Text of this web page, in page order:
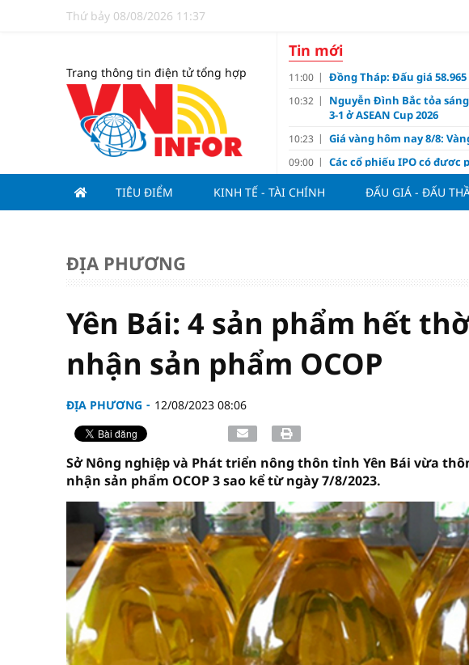
Thứ bảy 08/08/2026 11:37
Trang thông tin điện tử tổng hợp
Tin mới
11:00 Đồng Tháp: Đấu giá
10:32
Nguyễn Đình Bắc tỏa
3-1 ở ASEAN Cup 2026
10:23 Giá vàng hôm nay 8/8:
09:00 Các cổ phiếu IPO có
08:15 Lợi ích của nước chanh
07:00 Nới trần tiền gửi Kho bạc
sản Việt Nam
15:13
Đề xuất giảm 30% thuế
TIÊU ĐIỂM KINH TẾ - TÀI CHÍNH ĐẤU GIÁ - ĐẤU
ĐỊA PHƯƠNG
Yên Bái: 4 sản phẩm hết
nhận sản phẩm OCOP
ĐỊA PHƯƠNG 12/08/2023 08:06
Sở Nông nghiệp và Phát triển nông thôn tỉnh Yên Bái vừa
nhận sản phẩm OCOP 3 sao kể từ ngày 7/8/2023.